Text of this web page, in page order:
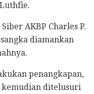
AKBP Charles P.
diamankan
penangkapan,
ditelusuri